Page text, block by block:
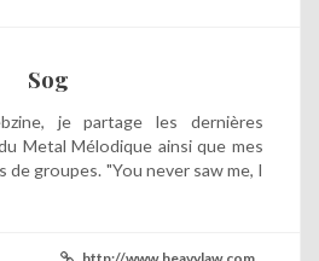
Sog
je partage les dernières
Metal Mélodique ainsi que mes
groupes. "You never saw me, I